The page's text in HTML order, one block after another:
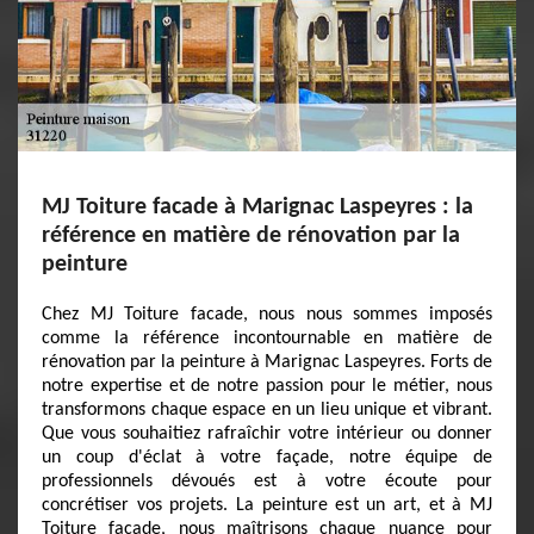
MJ Toiture facade à Marignac Laspeyres : la
référence en matière de rénovation par la
peinture
Chez MJ Toiture facade, nous nous sommes imposés
comme la référence incontournable en matière de
rénovation par la peinture à Marignac Laspeyres. Forts de
notre expertise et de notre passion pour le métier, nous
transformons chaque espace en un lieu unique et vibrant.
Que vous souhaitiez rafraîchir votre intérieur ou donner
un coup d'éclat à votre façade, notre équipe de
professionnels dévoués est à votre écoute pour
concrétiser vos projets. La peinture est un art, et à MJ
Toiture facade, nous maîtrisons chaque nuance pour